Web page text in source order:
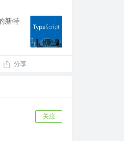
新特
分享
关注